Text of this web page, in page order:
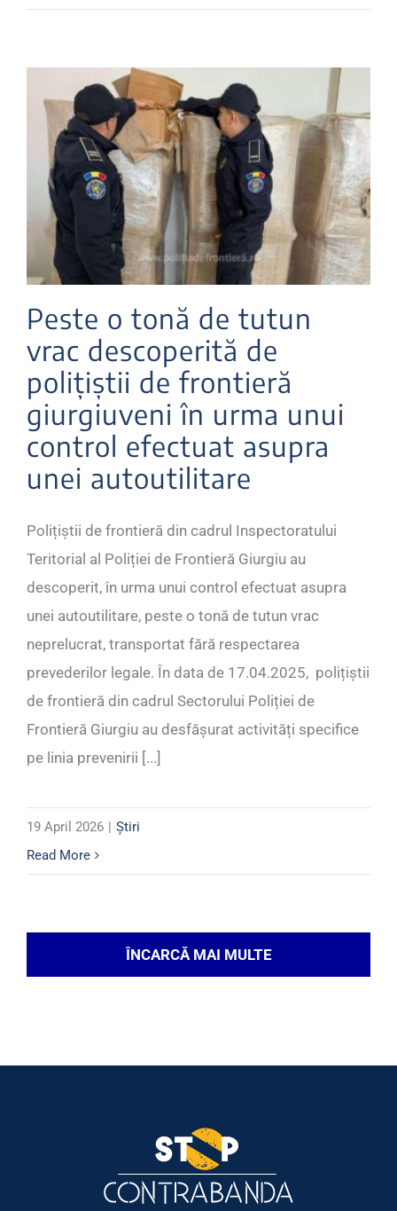
Peste o tonă de tutun
vrac descoperită de
polițiștii de frontieră
giurgiuveni în urma unui
control efectuat asupra
unei autoutilitare
Polițiștii de frontieră din cadrul Inspectoratului
Teritorial al Poliției de Frontieră Giurgiu au
descoperit, în urma unui control efectuat asupra
unei autoutilitare, peste o tonă de tutun vrac
neprelucrat, transportat fără respectarea
prevederilor legale. În data de 17.04.2025, polițiștii
de frontieră din cadrul Sectorului Poliției de
Frontieră Giurgiu au desfășurat activități specifice
pe linia prevenirii [...]
19 April 2026 | Știri
Read More
ÎNCARCĂ MAI MULTE